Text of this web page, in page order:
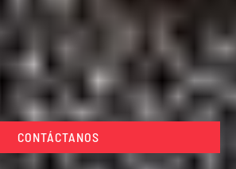
CONTÁCTANOS